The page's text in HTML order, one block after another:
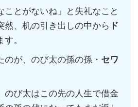
ことがないね」と失礼なこと
然、机の引き出しの中から ド
。
のが、のび太の孫の孫・ セワ
のび太はこの先の人生で借金